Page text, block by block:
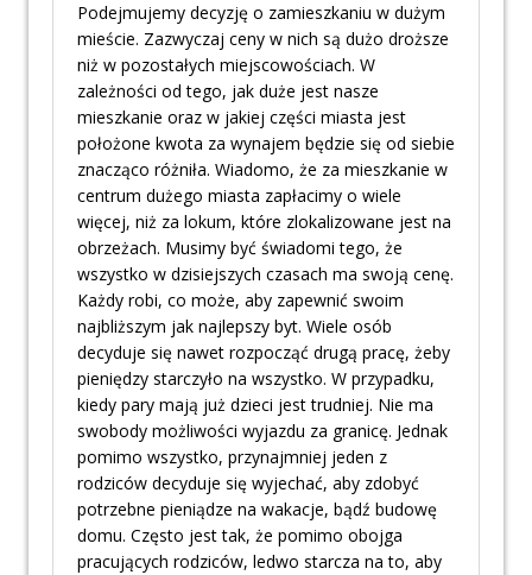
Podejmujemy decyzję o zamieszkaniu w dużym
mieście. Zazwyczaj ceny w nich są dużo droższe
niż w pozostałych miejscowościach. W
zależności od tego, jak duże jest nasze
mieszkanie oraz w jakiej części miasta jest
położone kwota za wynajem będzie się od siebie
znacząco różniła. Wiadomo, że za mieszkanie w
centrum dużego miasta zapłacimy o wiele
więcej, niż za lokum, które zlokalizowane jest na
obrzeżach. Musimy być świadomi tego, że
wszystko w dzisiejszych czasach ma swoją cenę.
Każdy robi, co może, aby zapewnić swoim
najbliższym jak najlepszy byt. Wiele osób
decyduje się nawet rozpocząć drugą pracę, żeby
pieniędzy starczyło na wszystko. W przypadku,
kiedy pary mają już dzieci jest trudniej. Nie ma
swobody możliwości wyjazdu za granicę. Jednak
pomimo wszystko, przynajmniej jeden z
rodziców decyduje się wyjechać, aby zdobyć
potrzebne pieniądze na wakacje, bądź budowę
domu. Często jest tak, że pomimo obojga
pracujących rodziców, ledwo starcza na to, aby